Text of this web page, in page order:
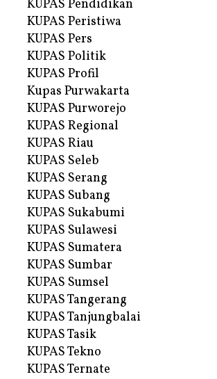
KUPAS Pendidikan
KUPAS Peristiwa
KUPAS Pers
KUPAS Politik
KUPAS Profil
Kupas Purwakarta
KUPAS Purworejo
KUPAS Regional
KUPAS Riau
KUPAS Seleb
KUPAS Serang
KUPAS Subang
KUPAS Sukabumi
KUPAS Sulawesi
KUPAS Sumatera
KUPAS Sumbar
KUPAS Sumsel
KUPAS Tangerang
KUPAS Tanjungbalai
KUPAS Tasik
KUPAS Tekno
KUPAS Ternate